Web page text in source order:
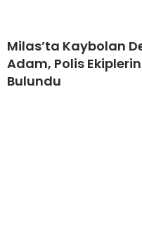
Milas’ta Kaybolan
Adam, Polis
Bulundu